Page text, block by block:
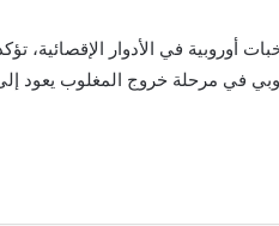
أوروبية في الأدوار الإقصائية،